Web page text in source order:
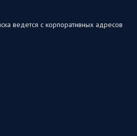
ведется с корпоративных адресов